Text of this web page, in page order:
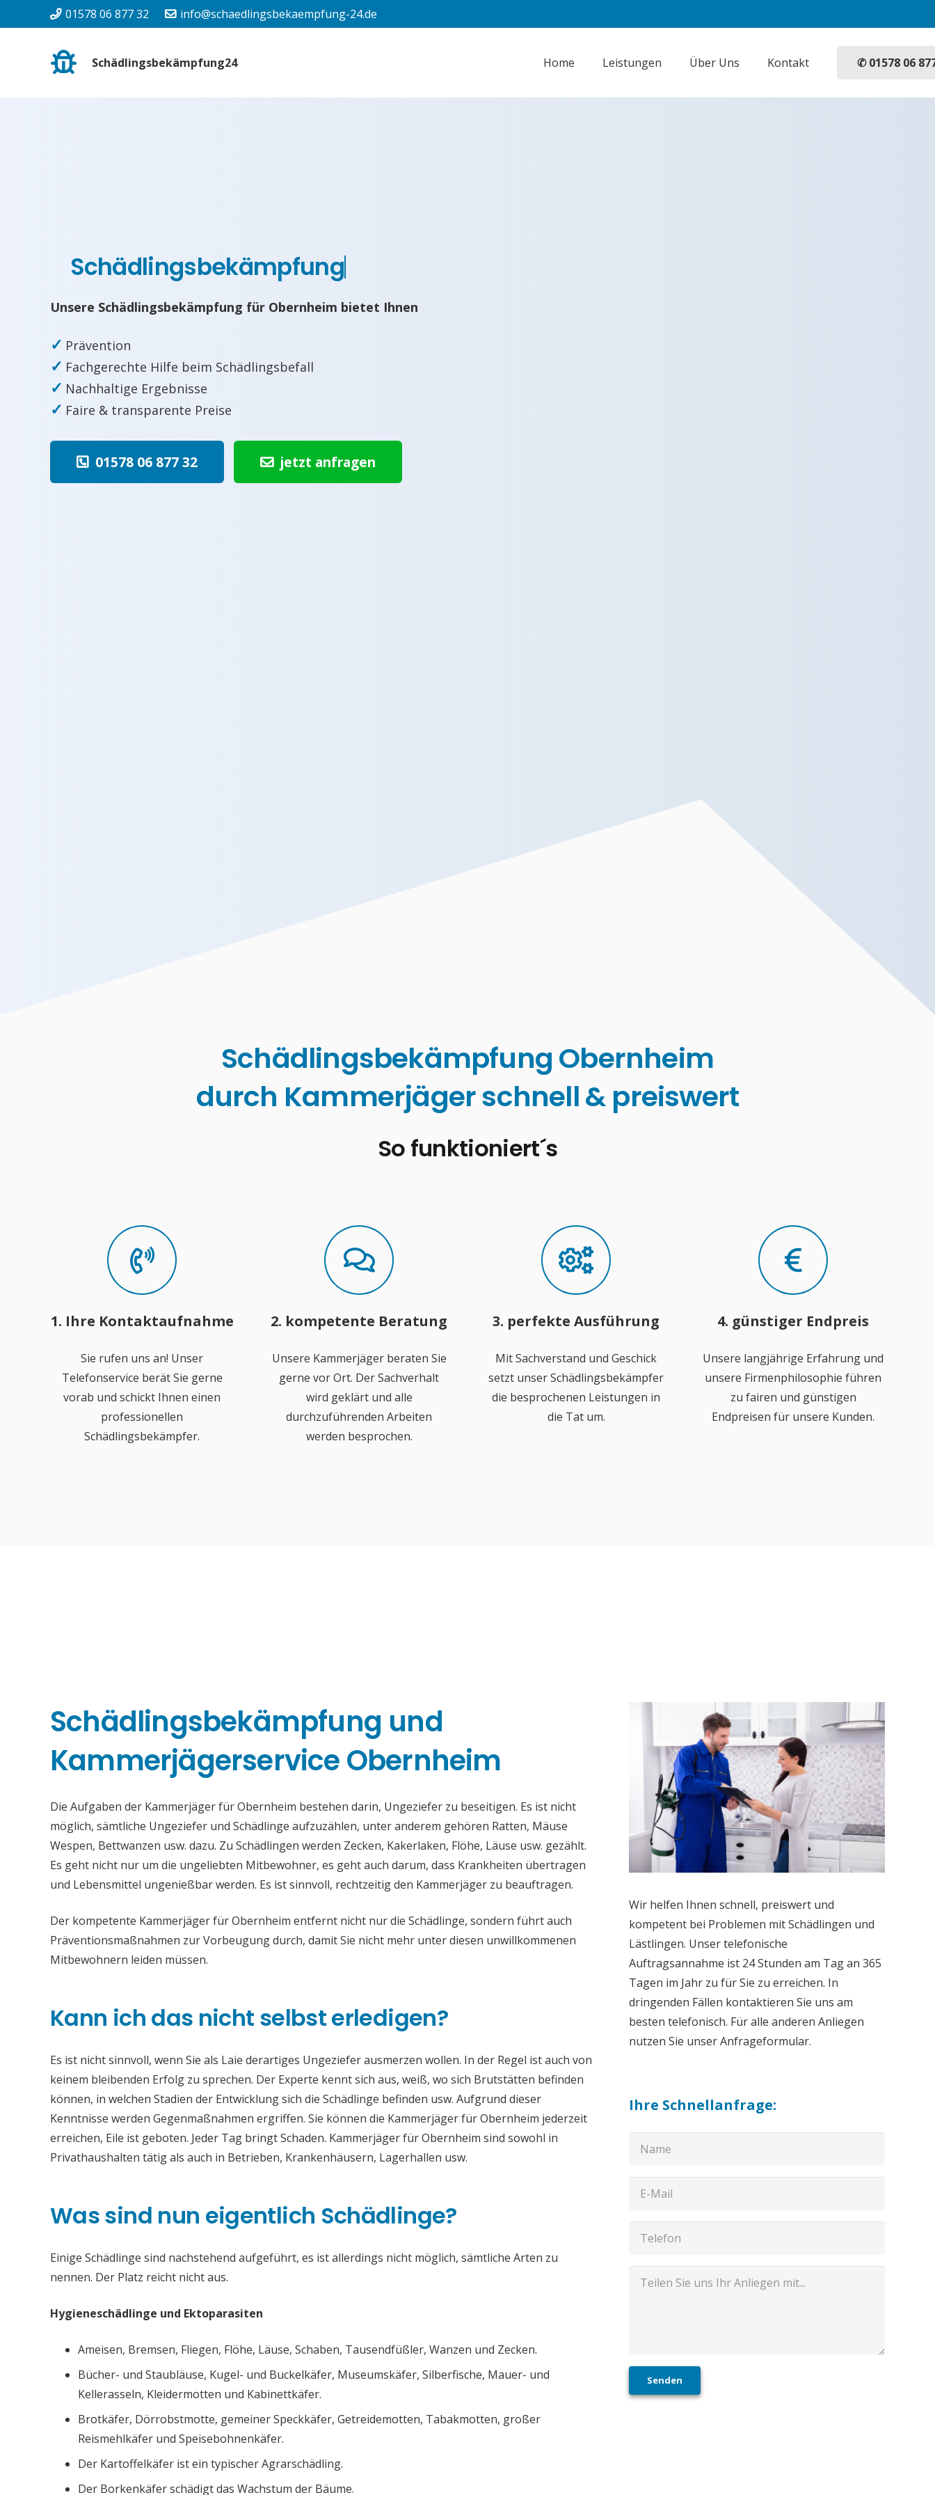
01578 06 877 32 info@schaedlingsbekaempfung-24.de
Schädlingsbekämpfung24 Home Leistungen Über Uns Kontakt ✆ 01578 06
Schädlingsbekämpfung
Unsere Schädlingsbekämpfung für Obernheim bietet Ihnen
✓ Prävention
✓ Fachgerechte Hilfe beim Schädlingsbefall
✓ Nachhaltige Ergebnisse
✓ Faire & transparente Preise
01578 06 877 32 jetzt anfragen
Schädlingsbekämpfung Obernheim
durch Kammerjäger schnell & preiswert
So funktioniert´s
1. Ihre Kontaktaufnahme
Sie rufen uns an! Unser
Telefonservice berät Sie gerne
vorab und schickt Ihnen einen
professionellen
Schädlingsbekämpfer.
2. kompetente Beratung
Unsere Kammerjäger beraten Sie
gerne vor Ort. Der Sachverhalt
wird geklärt und alle
durchzuführenden Arbeiten
werden besprochen.
3. perfekte Ausführung
Mit Sachverstand und Geschick
setzt unser Schädlingsbekämpfer
die besprochenen Leistungen in
die Tat um.
4. günstiger Endpreis
Unsere langjährige Erfahrung und
unsere Firmenphilosophie führen
zu fairen und günstigen
Endpreisen für unsere Kunden.
Schädlingsbekämpfung und
Kammerjägerservice Obernheim
Die Aufgaben der Kammerjäger für Obernheim bestehen darin, Ungeziefer zu beseitigen. Es ist nicht
möglich, sämtliche Ungeziefer und Schädlinge aufzuzählen, unter anderem gehören Ratten, Mäuse
Wespen, Bettwanzen usw. dazu. Zu Schädlingen werden Zecken, Kakerlaken, Flöhe, Läuse usw. gezählt.
Es geht nicht nur um die ungeliebten Mitbewohner, es geht auch darum, dass Krankheiten übertragen
und Lebensmittel ungenießbar werden. Es ist sinnvoll, rechtzeitig den Kammerjäger zu beauftragen.
Der kompetente Kammerjäger für Obernheim entfernt nicht nur die Schädlinge, sondern führt auch
Präventionsmaßnahmen zur Vorbeugung durch, damit Sie nicht mehr unter diesen unwillkommenen
Mitbewohnern leiden müssen.
Kann ich das nicht selbst erledigen?
Es ist nicht sinnvoll, wenn Sie als Laie derartiges Ungeziefer ausmerzen wollen. In der Regel ist auch von
keinem bleibenden Erfolg zu sprechen. Der Experte kennt sich aus, weiß, wo sich Brutstätten befinden
können, in welchen Stadien der Entwicklung sich die Schädlinge befinden usw. Aufgrund dieser
Kenntnisse werden Gegenmaßnahmen ergriffen. Sie können die Kammerjäger für Obernheim jederzeit
erreichen, Eile ist geboten. Jeder Tag bringt Schaden. Kammerjäger für Obernheim sind sowohl in
Privathaushalten tätig als auch in Betrieben, Krankenhäusern, Lagerhallen usw.
Was sind nun eigentlich Schädlinge?
Einige Schädlinge sind nachstehend aufgeführt, es ist allerdings nicht möglich, sämtliche Arten zu
nennen. Der Platz reicht nicht aus.
Hygieneschädlinge und Ektoparasiten
Ameisen, Bremsen, Fliegen, Flöhe, Läuse, Schaben, Tausendfüßler, Wanzen und Zecken.
Bücher- und Staubläuse, Kugel- und Buckelkäfer, Museumskäfer, Silberfische, Mauer- und
Kellerasseln, Kleidermotten und Kabinettkäfer.
Brotkäfer, Dörrobstmotte, gemeiner Speckkäfer, Getreidemotten, Tabakmotten, großer
Reismehlkäfer und Speisebohnenkäfer.
Der Kartoffelkäfer ist ein typischer Agrarschädling.
Der Borkenkäfer schädigt das Wachstum der Bäume.
Wir helfen Ihnen schnell, preiswert und
kompetent bei Problemen mit Schädlingen und
Lästlingen. Unser telefonische
Auftragsannahme ist 24 Stunden am Tag an 365
Tagen im Jahr zu für Sie zu erreichen. In
dringenden Fällen kontaktieren Sie uns am
besten telefonisch. Für alle anderen Anliegen
nutzen Sie unser Anfrageformular.
Ihre Schnellanfrage:
Senden